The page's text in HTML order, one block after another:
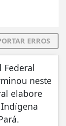
ERROS
Federal
neste
elabore